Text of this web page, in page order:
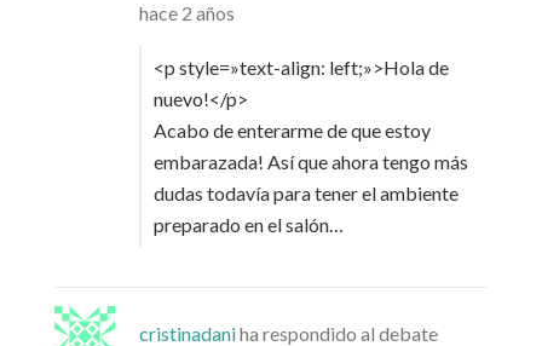
hace 2 años
<p style=»text-align: left;»>Hola de
nuevo!</p>
Acabo de enterarme de que estoy
embarazada! Así que ahora tengo más
dudas todavía para tener el ambiente
preparado en el salón…
cristinadaniha respondido al debate